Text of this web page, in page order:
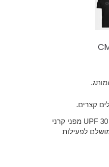
קצרים.
טיפול אנטי בקטריאלי והגנה על UPF 30 מפני קרני
לפעילות